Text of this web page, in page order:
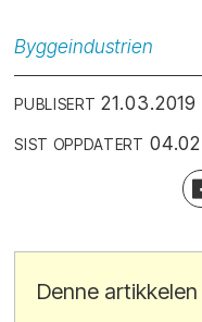
Byggeindustrien
PUBLISERT
SIST OPPDATERT
Denne